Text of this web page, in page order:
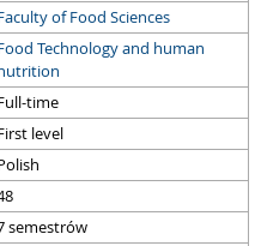
of Food Sciences
Technology and human
time
level
semestrów